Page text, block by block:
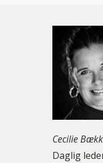
Cecilie
Daglig